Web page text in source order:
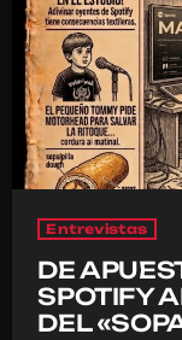
Entrevistas
DE
SPOTIFY
DEL